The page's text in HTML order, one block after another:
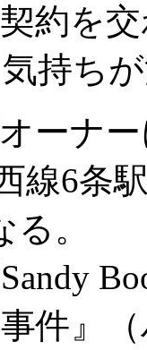
約を
持ち
ーナ
西線6
。
件』